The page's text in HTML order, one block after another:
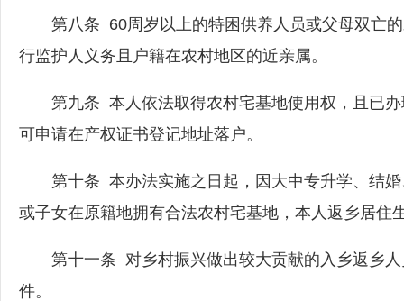
第八条 60周岁以上的特困供养人员或父母双亡的
行监护人义务且户籍在农村地区的近亲属。
第九条 本人依法取得农村宅基地使用权，且已办
可申请在产权证书登记地址落户。
第十条 本办法实施之日起，因大中专升学、结婚
或子女在原籍地拥有合法农村宅基地，本人返乡居
第十一条 对乡村振兴做出较大贡献的入乡返乡人
件。